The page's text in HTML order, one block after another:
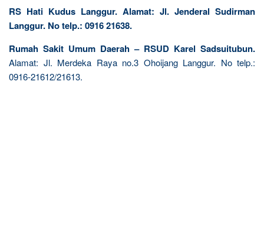
RS Hati Kudus Langgur. Alamat: Jl. Jenderal Sudirman
Langgur. No telp.: 0916 21638.
Rumah Sakit Umum Daerah – RSUD Karel Sadsuitubun.
Alamat: Jl. Merdeka Raya no.3 Ohoijang Langgur. No telp.:
0916-21612/21613.